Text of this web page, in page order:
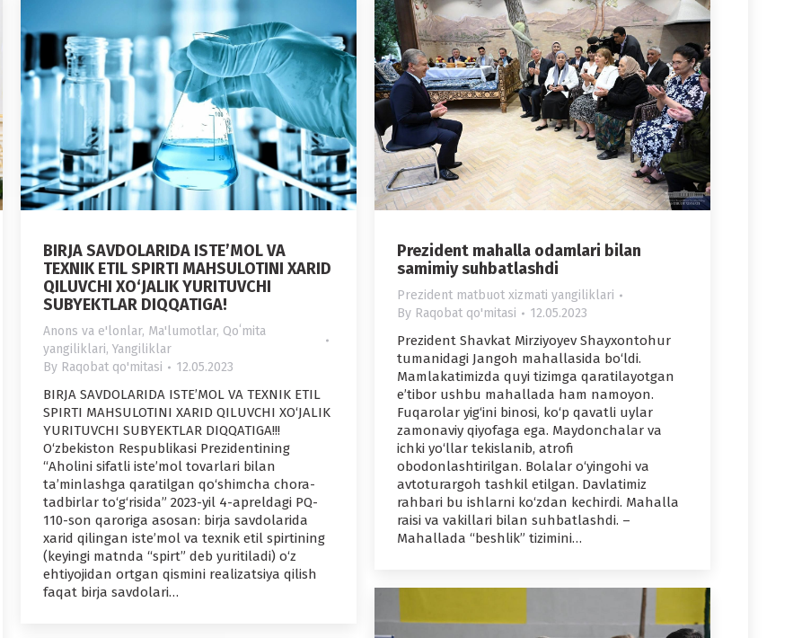
BIRJA SAVDOLARIDA ISTE’MOL VA
TEXNIK ETIL SPIRTI MAHSULOTINI XARID
QILUVCHI XO‘JALIK YURITUVCHI
SUBYEKTLAR DIQQATIGA!
Anons va e'lonlar, Ma'lumotlar, Qoʻmita
yangiliklari, Yangiliklar
By Raqobat qo'mitasi 12.05.2023
BIRJA SAVDOLARIDA ISTE’MOL VA TEXNIK ETIL
SPIRTI MAHSULOTINI XARID QILUVCHI XO‘JALIK
YURITUVCHI SUBYEKTLAR DIQQATIGA!!!
O‘zbekiston Respublikasi Prezidentining
“Aholini sifatli iste’mol tovarlari bilan
ta’minlashga qaratilgan qo‘shimcha chora-
tadbirlar to‘g‘risida” 2023-yil 4-apreldagi PQ-
110-son qaroriga asosan: birja savdolarida
xarid qilingan iste’mol va texnik etil spirtining
(keyingi matnda “spirt” deb yuritiladi) o‘z
ehtiyojidan ortgan qismini realizatsiya qilish
faqat birja savdolari…
Prezident mahalla odamlari bilan
samimiy suhbatlashdi
Prezident matbuot xizmati yangiliklari
By Raqobat qo'mitasi 12.05.2023
Prezident Shavkat Mirziyoyev Shayxontohur
tumanidagi Jangoh mahallasida bo‘ldi.
Mamlakatimizda quyi tizimga qaratilayotgan
e’tibor ushbu mahallada ham namoyon.
Fuqarolar yig‘ini binosi, ko‘p qavatli uylar
zamonaviy qiyofaga ega. Maydonchalar va
ichki yo‘llar tekislanib, atrofi
obodonlashtirilgan. Bolalar o‘yingohi va
avtoturargoh tashkil etilgan. Davlatimiz
rahbari bu ishlarni ko‘zdan kechirdi. Mahalla
raisi va vakillari bilan suhbatlashdi. –
Mahallada “beshlik” tizimini…